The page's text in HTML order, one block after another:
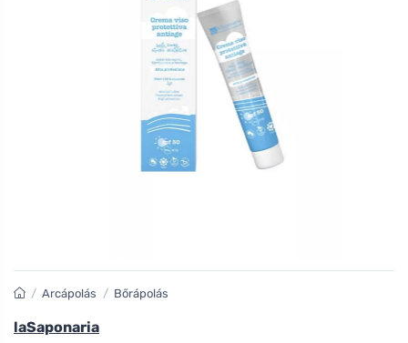
/ Arcápolás / Bőrápolás
laSaponaria